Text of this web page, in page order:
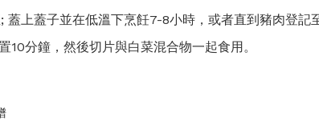
上蓋子並在低溫下烹飪7-8小時，或者直到豬肉登記
分鐘，然後切片與白菜混合物一起食用。